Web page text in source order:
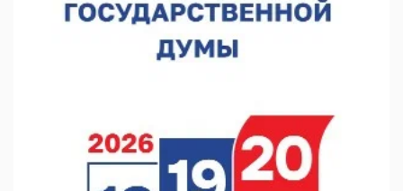
07.08.2026 12:15
В Нижнем Новгороде прошло совещание Росгвардии